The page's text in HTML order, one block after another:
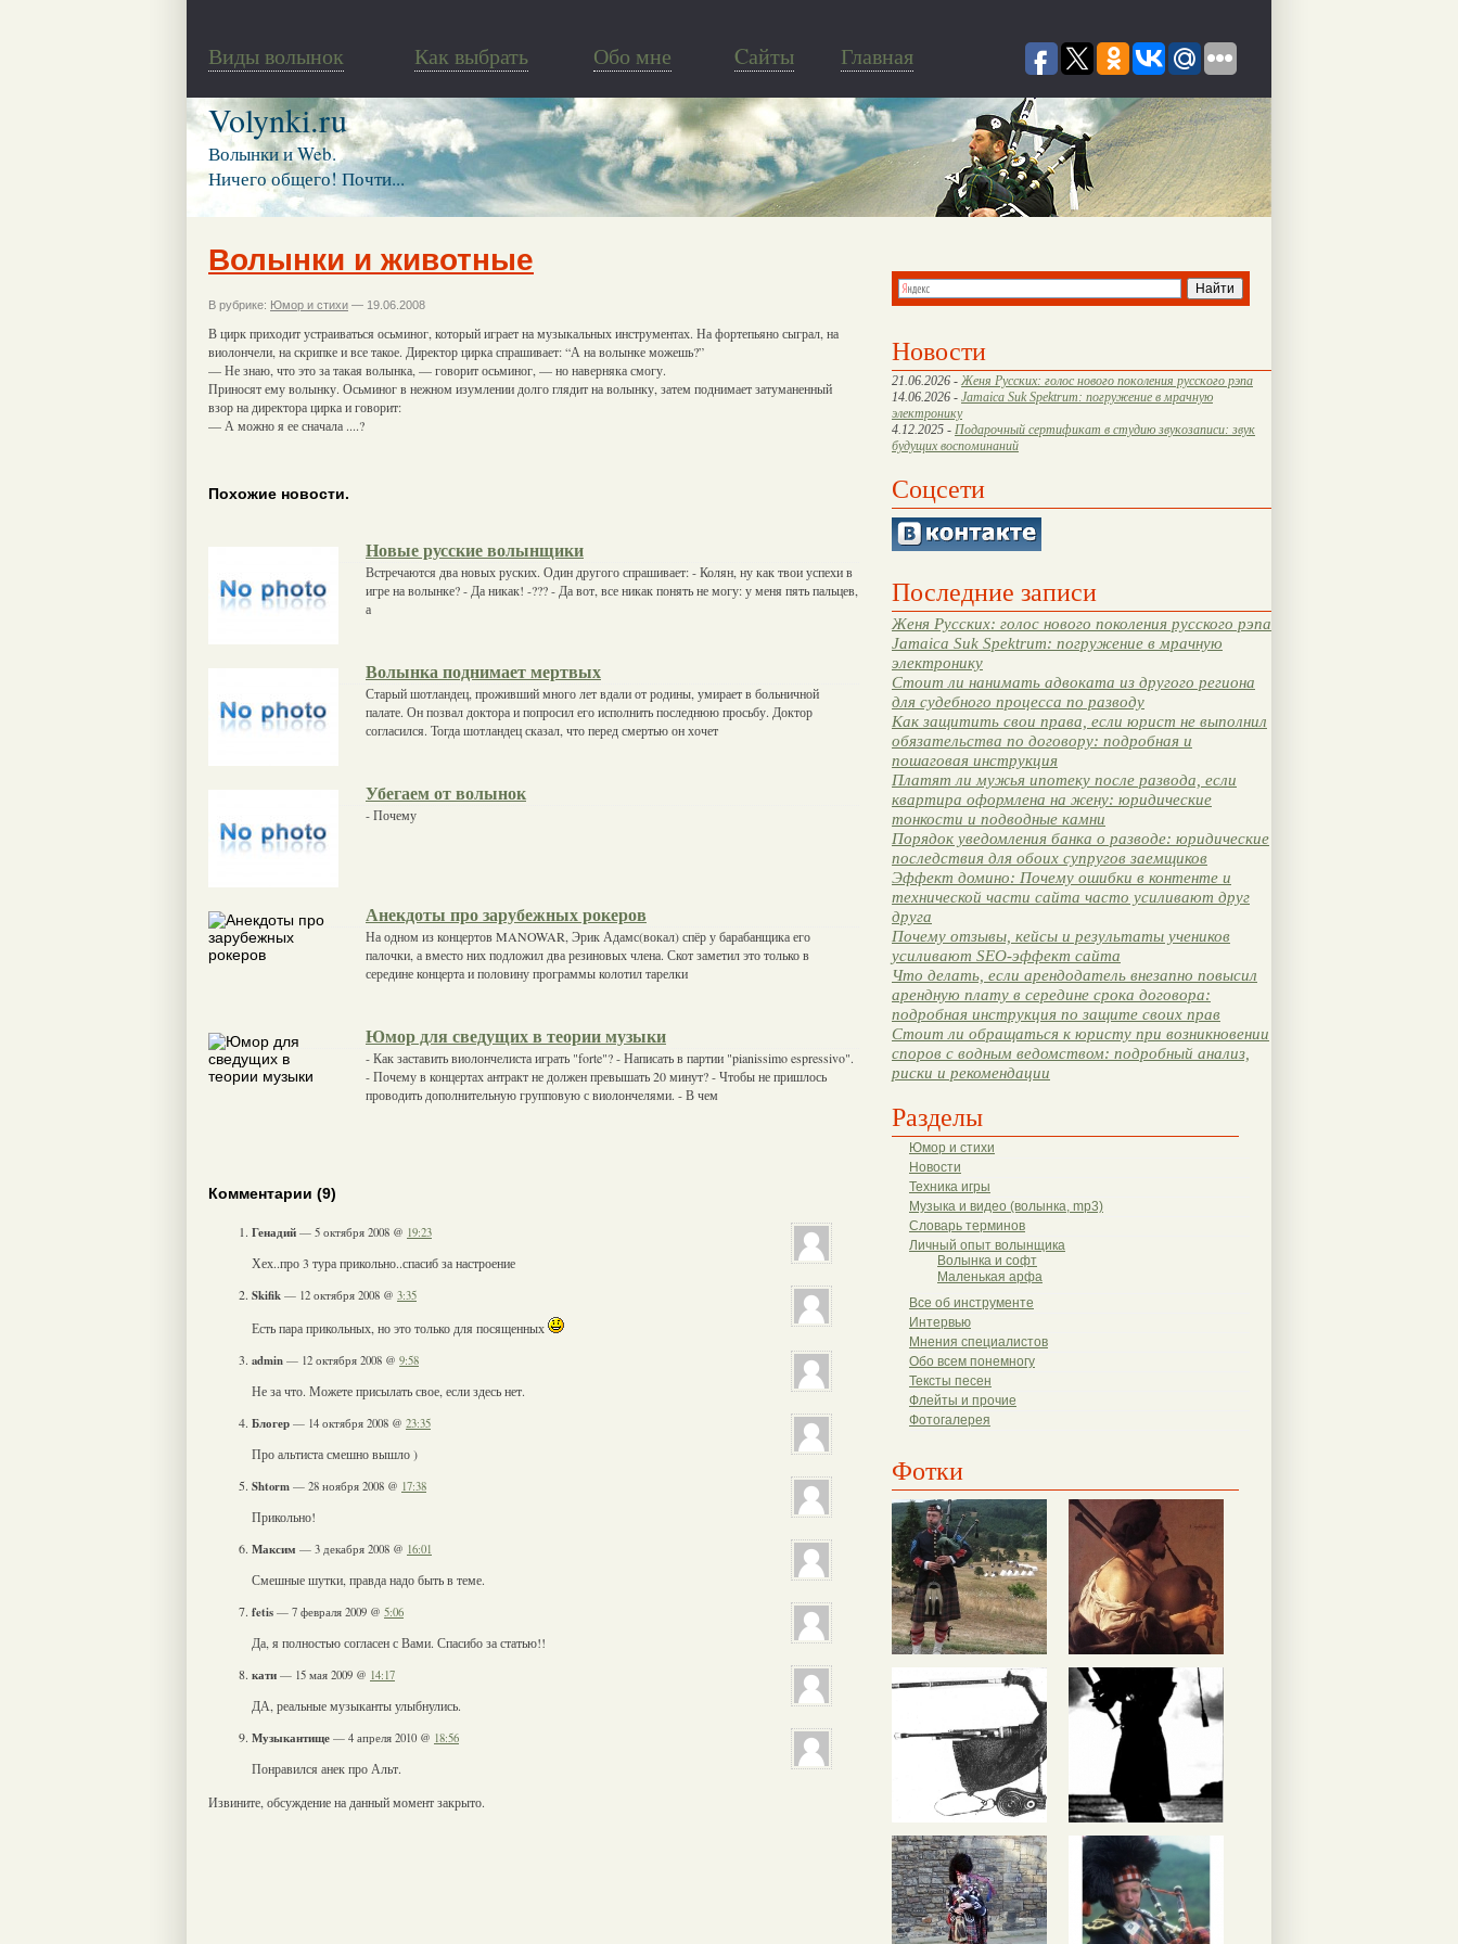
Виды волынок Как выбрать Обо мне Cайты Главная
Volynki.ru
Волынки и Web.
Ничего общего! Почти...
Новости
21.06.2026 - Женя Русских: голос нового поколения русского рэпа
14.06.2026 - Jamaica Suk Spektrum: погружение в мрачную
электронику
4.12.2025 - Подарочный сертификат в студию звукозаписи: звук
будущих воспоминаний
Соцсети
Последние записи
Женя Русских: голос нового поколения русского рэпа
Jamaica Suk Spektrum: погружение в мрачную
электронику
Стоит ли нанимать адвоката из другого региона
для судебного процесса по разводу
Как защитить свои права, если юрист не выполнил
обязательства по договору: подробная и
пошаговая инструкция
Платят ли мужья ипотеку после развода, если
квартира оформлена на жену: юридические
тонкости и подводные камни
Порядок уведомления банка о разводе: юридические
последствия для обоих супругов заемщиков
Эффект домино: Почему ошибки в контенте и
технической части сайта часто усиливают друг
друга
Почему отзывы, кейсы и результаты учеников
усиливают SEO-эффект сайта
Что делать, если арендодатель внезапно повысил
арендную плату в середине срока договора:
подробная инструкция по защите своих прав
Стоит ли обращаться к юристу при возникновении
споров с водным ведомством: подробный анализ,
риски и рекомендации
Разделы
Юмор и стихи
Новости
Техника игры
Музыка и видео (волынка, mp3)
Словарь терминов
Личный опыт волынщика
Волынка и софт
Маленькая арфа
Все об инструменте
Интервью
Мнения специалистов
Обо всем понемногу
Тексты песен
Флейты и прочие
Фотогалерея
Фотки
Волынки и животные
В рубрике: Юмор и стихи — 19.06.2008
В цирк приходит устраиваться осьминог, который играет на музыкальных инструментах. На фортепьяно сыграл, на
виолончели, на скрипке и все такое. Директор цирка спрашивает: “А на волынке можешь?”
— Не знаю, что это за такая волынка, — говорит осьминог, — но наверняка смогу.
Приносят ему волынку. Осьминог в нежном изумлении долго глядит на волынку, затем поднимает затуманенный
взор на директора цирка и говорит:
— А можно я ее сначала ....?
Похожие новости.
Новые русские волынщики
Встречаются два новых руских. Один другого спрашивает: - Колян, ну как твои успехи в
игре на волынке? - Да никак! -??? - Да вот, все никак понять не могу: у меня пять пальцев,
а
Волынка поднимает мертвых
Старый шотландец, проживший много лет вдали от родины, умирает в больничной
палате. Он позвал доктора и попросил его исполнить последнюю просьбу. Доктор
согласился. Тогда шотландец сказал, что перед смертью он хочет
Убегаем от волынок
- Почему
Анекдоты про зарубежных рокеров
На одном из концертов MANOWAR, Эрик Адамс(вокал) спёр у барабанщика его
палочки, а вместо них подложил два резиновых члена. Скот заметил это только в
середине концерта и половину программы колотил тарелки
Юмор для сведущих в теории музыки
- Как заставить виолончелиста играть "forte"? - Написать в партии "pianissimo espressivo".
- Почему в концертах антракт не должен превышать 20 минут? - Чтобы не пришлось
проводить дополнительную групповую с виолончелями. - В чем
Комментарии (9)
Генадий — 5 октября 2008 @ 19:23
Хех..про 3 тура прикольно..спасиб за настроение
Skifik — 12 октября 2008 @ 3:35
Есть пара прикольных, но это только для посященных
admin — 12 октября 2008 @ 9:58
Не за что. Можете присылать свое, если здесь нет.
Блогер — 14 октября 2008 @ 23:35
Про альтиста смешно вышло )
Shtorm — 28 ноября 2008 @ 17:38
Прикольно!
Максим — 3 декабря 2008 @ 16:01
Смешные шутки, правда надо быть в теме.
fetis — 7 февраля 2009 @ 5:06
Да, я полностью согласен с Вами. Спасибо за статью!!
кати — 15 мая 2009 @ 14:17
ДА, реальные музыканты улыбнулись.
Музыкантище — 4 апреля 2010 @ 18:56
Понравился анек про Альт.
Извините, обсуждение на данный момент закрыто.